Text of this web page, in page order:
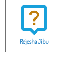
Rejesha Jibu